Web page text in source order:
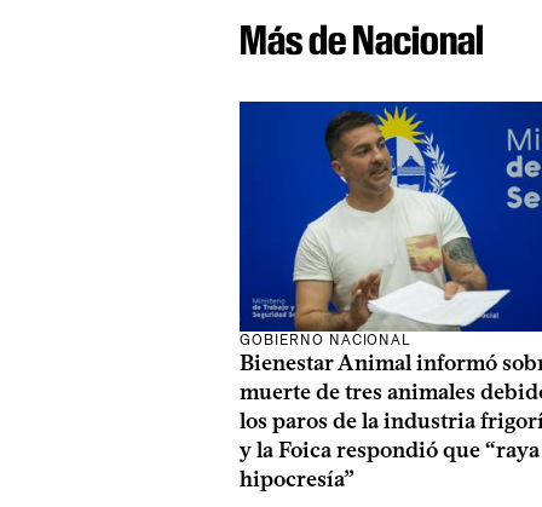
Más de Nacional
GOBIERNO NACIONAL
Bienestar Animal informó
muerte de tres animales
los paros de la industria
y la Foica respondió que
hipocresía”